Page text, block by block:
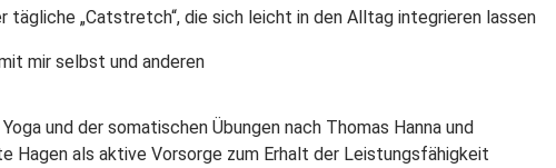
tägliche „Catstretch“, die sich leicht in den Alltag integrieren lassen
mir selbst und anderen
und der somatischen Übungen nach Thomas Hanna und
Hagen als aktive Vorsorge zum Erhalt der Leistungsfähigkeit